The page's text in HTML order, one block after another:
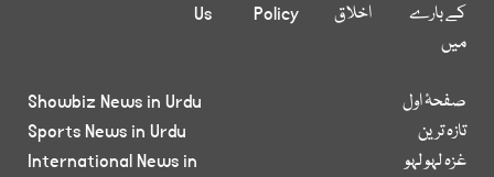
کے بارے
میں
اخلاق
Policy
Us
صفحۂ اول
تازہ ترین
غزہ لہو لہو
Showbiz News in Urdu
Sports News in Urdu
International News in